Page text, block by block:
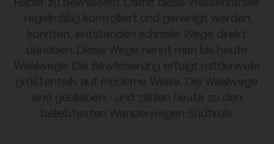
regelmäßig kontrolliert und gereinigt werden
konnten, entstanden schmale Wege direkt
daneben. Diese Wege nennt man bis heute
Waalwege. Die Bewässerung erfolgt mittlerweile
größtenteils auf moderne Weise. Die Waalwege
sind geblieben – und zählen heute zu den
beliebtesten Wanderwegen Südtirols.